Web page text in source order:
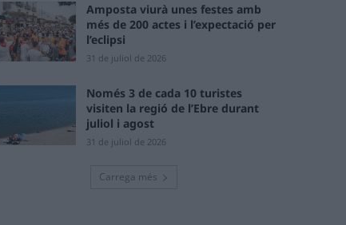
Amposta viurà unes festes amb
més de 200 actes i l’expectació per
l’eclipsi
31 de juliol de 2026
Només 3 de cada 10 turistes
visiten la regió de l’Ebre durant
juliol i agost
31 de juliol de 2026
Carrega més